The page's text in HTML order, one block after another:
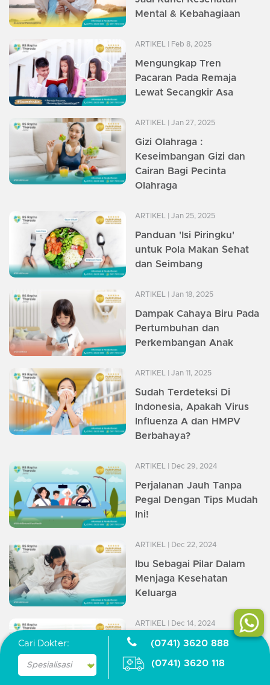
Cari Dokter: (0741) 3620 888
(0741) 3620 118
Mental & Kebahagiaan
ARTIKEL | Feb 8, 2025
Mengungkap Tren
Pacaran Pada Remaja
Lewat Secangkir Asa
ARTIKEL | Jan 27, 2025
Gizi Olahraga :
Keseimbangan Gizi dan
Cairan Bagi Pecinta
Olahraga
ARTIKEL | Jan 25, 2025
Panduan 'Isi Piringku'
untuk Pola Makan Sehat
dan Seimbang
ARTIKEL | Jan 18, 2025
Dampak Cahaya Biru Pada
Pertumbuhan dan
Perkembangan Anak
ARTIKEL | Jan 11, 2025
Sudah Terdeteksi Di
Indonesia, Apakah Virus
Influenza A dan HMPV
Berbahaya?
ARTIKEL | Dec 29, 2024
Perjalanan Jauh Tanpa
Pegal Dengan Tips Mudah
Ini!
ARTIKEL | Dec 22, 2024
Ibu Sebagai Pilar Dalam
Menjaga Kesehatan
Keluarga
ARTIKEL | Dec 14, 2024
Cegah Gigi Berlubang
Agar Perkembangan Anak
Maksimal